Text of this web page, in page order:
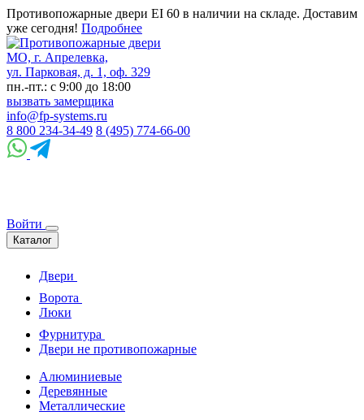
Противопожарные двери EI 60 в наличии на складе. Доставим
уже сегодня! Подробнее
МО, г. Апрелевка,
ул. Парковая, д. 1, оф. 329
пн.-пт.: с 9:00 до 18:00
вызвать замерщика
info@fp-systems.ru
8 800 234-34-49 8 (495) 774-66-00
Войти
Каталог
Двери
Ворота
Люки
Фурнитура
Двери не противопожарные
Алюминиевые
Деревянные
Металлические